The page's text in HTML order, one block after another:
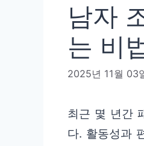
남자
는 비
2025년 11월 03
최근 몇 년간
다. 활동성과